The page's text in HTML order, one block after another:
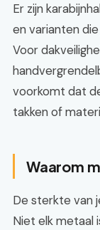
Er zijn
en varianten
Voor
voorkomt dat
takken of
Waarom
De sterkte van
Niet elk metaal